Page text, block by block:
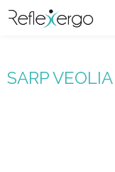
SARP VEOLIA